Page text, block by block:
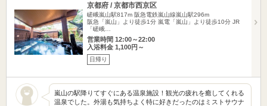
京都府 / 京都市西京区
嵯峨嵐山駅817m 阪急電鉄嵐山線嵐山駅296m
阪急「嵐山」より徒歩1分 嵐電「嵐山」より徒歩10分 JR
「嵯峨…
営業時間 12:00～22:00
入浴料金 1,100円～
日帰り
嵐山の駅降りてすぐにある温泉施設！観光の疲れを癒してくれる
温泉でした。外湯も気持ちよく特に好きだったのはミストサウナ